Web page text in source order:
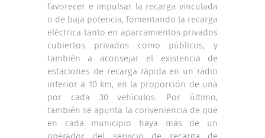
favorecer e impulsar la recarga vinculada
o de baja potencia, fomentando la recarga
eléctrica tanto en aparcamientos privados
cubiertos privados como públicos, y
también a aconsejar el existencia de
estaciones de recarga rápida en un radio
inferior a 10 km, en la proporción de una
por cada 30 vehículos. Por último,
también se apunta la conveniencia de que
en cada municipio haya más de un